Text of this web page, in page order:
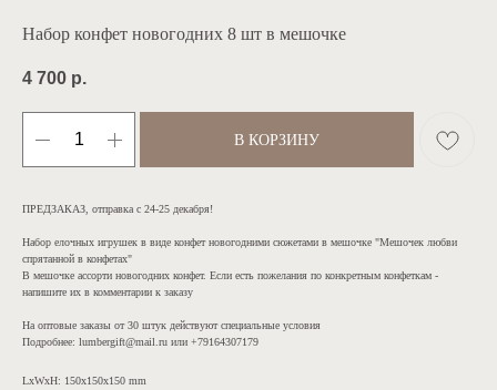
Набор конфет новогодних 8 шт в мешочке
4 700 р.
В КОРЗИНУ
ПРЕДЗАКАЗ, отправка с 24-25 декабря!
Набор елочных игрушек в виде конфет новогодними сюжетами в мешочке "Мешочек любви
спрятанной в конфетах"
В мешочке ассорти новогодних конфет. Если есть пожелания по конкретным конфеткам -
напишите их в комментарии к заказу
На оптовые заказы от 30 штук действуют специальные условия
Подробнее: lumbergift@mail.ru или +79164307179
LxWxH: 150x150x150 mm